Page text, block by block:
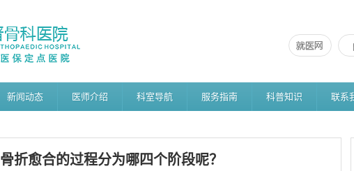
新闻动态 医师介绍 科室导航 服务指南 科普知识 联系
骨折愈合的过程分为哪四个阶段呢？